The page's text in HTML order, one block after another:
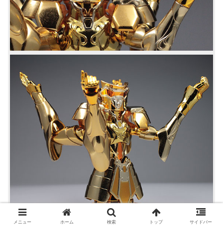
メニュー ホーム 検索 トップ サイドバー